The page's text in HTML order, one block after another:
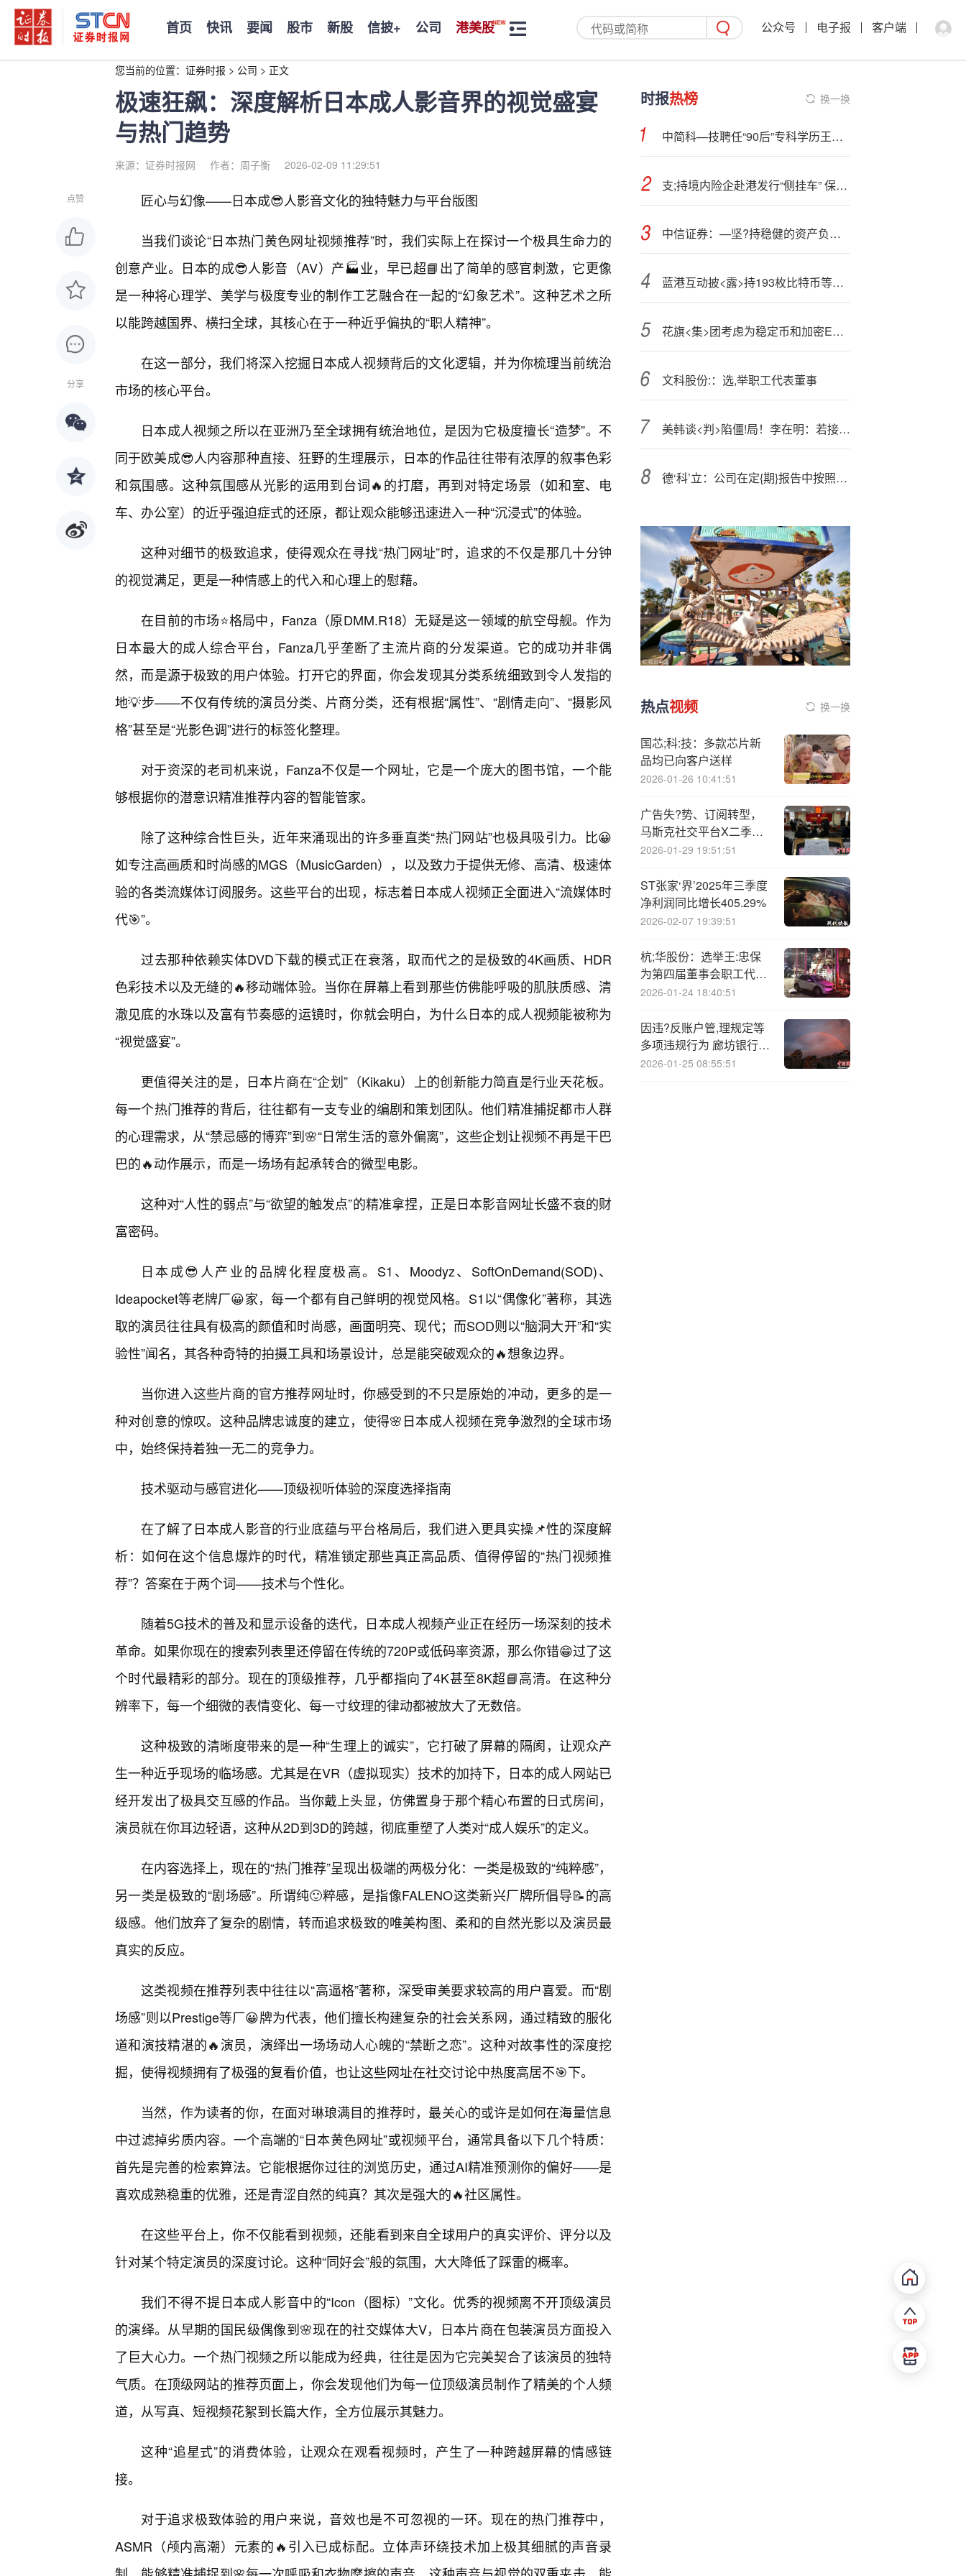
首页 快讯 要闻 股市 新股 信披+ 公司 港美股 公众号 电子报 客户端
您当前的位置： 证券时报 > 公司 > 正文
极速狂飙：深度解析日本成人影音界的视觉盛宴
与热门趋势
来源：证券时报网 作者：周子衡 2026-02-09 11:29:51
点赞
分享
匠心与幻像——日本成😎人影音文化的独特魅力与平台版图
当我们谈论“日本热门黄色网址视频推荐”时，我们实际上在探讨一个极具生命力的
创意产业。日本的成😎人影音（AV）产🏭业，早已超📘出了简单的感官刺激，它更像
是一种将心理学、美学与极度专业的制作工艺融合在一起的“幻象艺术”。这种艺术之所
以能跨越国界、横扫全球，其核心在于一种近乎偏执的“职人精神”。
在这一部分，我们将深入挖掘日本成人视频背后的文化逻辑，并为你梳理当前统治
市场的核心平台。
日本成人视频之所以在亚洲乃至全球拥有统治地位，是因为它极度擅长“造梦”。不
同于欧美成😎人内容那种直接、狂野的生理展示，日本的作品往往带有浓厚的叙事色彩
和氛围感。这种氛围感从光影的运用到台词🔥的打磨，再到对特定场景（如和室、电
车、办公室）的近乎强迫症式的还原，都让观众能够迅速进入一种“沉浸式”的体验。
这种对细节的极致追求，使得观众在寻找“热门网址”时，追求的不仅是那几十分钟
的视觉满足，更是一种情感上的代入和心理上的慰藉。
在目前的市场⭐格局中，Fanza（原DMM.R18）无疑是这一领域的航空母舰。作为
日本最大的成人综合平台，Fanza几乎垄断了主流片商的分发渠道。它的成功并非偶
然，而是源于极致的用户体验。打开它的界面，你会发现其分类系统细致到令人发指的
地💡步——不仅有传统的演员分类、片商分类，还有根据“属性”、“剧情走向”、“摄影风
格”甚至是“光影色调”进行的标签化整理。
对于资深的老司机来说，Fanza不仅是一个网址，它是一个庞大的图书馆，一个能
够根据你的潜意识精准推荐内容的智能管家。
除了这种综合性巨头，近年来涌现出的许多垂直类“热门网站”也极具吸引力。比😀
如专注高画质和时尚感的MGS（MusicGarden），以及致力于提供无修、高清、极速体
验的各类流媒体订阅服务。这些平台的出现，标志着日本成人视频正全面进入“流媒体时
代🎯”。
过去那种依赖实体DVD下载的模式正在衰落，取而代之的是极致的4K画质、HDR
色彩技术以及无缝的🔥移动端体验。当你在屏幕上看到那些仿佛能呼吸的肌肤质感、清
澈见底的水珠以及富有节奏感的运镜时，你就会明白，为什么日本的成人视频能被称为
“视觉盛宴”。
更值得关注的是，日本片商在“企划”（Kikaku）上的创新能力简直是行业天花板。
每一个热门推荐的背后，往往都有一支专业的编剧和策划团队。他们精准捕捉都市人群
的心理需求，从“禁忌感的博弈”到🌸“日常生活的意外偏离”，这些企划让视频不再是干巴
巴的🔥动作展示，而是一场场有起承转合的微型电影。
这种对“人性的弱点”与“欲望的触发点”的精准拿捏，正是日本影音网址长盛不衰的财
富密码。
日本成😎人产业的品牌化程度极高。S1、Moodyz、SoftOnDemand(SOD)、
Ideapocket等老牌厂😀家，每一个都有自己鲜明的视觉风格。S1以“偶像化”著称，其选
取的演员往往具有极高的颜值和时尚感，画面明亮、现代；而SOD则以“脑洞大开”和“实
验性”闻名，其各种奇特的拍摄工具和场景设计，总是能突破观众的🔥想象边界。
当你进入这些片商的官方推荐网址时，你感受到的不只是原始的冲动，更多的是一
种对创意的惊叹。这种品牌忠诚度的建立，使得🌸日本成人视频在竞争激烈的全球市场
中，始终保持着独一无二的竞争力。
技术驱动与感官进化——顶级视听体验的深度选择指南
在了解了日本成人影音的行业底蕴与平台格局后，我们进入更具实操📌性的深度解
析：如何在这个信息爆炸的时代，精准锁定那些真正高品质、值得停留的“热门视频推
荐”？答案在于两个词——技术与个性化。
随着5G技术的普及和显示设备的迭代，日本成人视频产业正在经历一场深刻的技术
革命。如果你现在的搜索列表里还停留在传统的720P或低码率资源，那么你错😁过了这
个时代最精彩的部分。现在的顶级推荐，几乎都指向了4K甚至8K超📘高清。在这种分
辨率下，每一个细微的表情变化、每一寸纹理的律动都被放大了无数倍。
这种极致的清晰度带来的是一种“生理上的诚实”，它打破了屏幕的隔阂，让观众产
生一种近乎现场的临场感。尤其是在VR（虚拟现实）技术的加持下，日本的成人网站已
经开发出了极具交互感的作品。当你戴上头显，仿佛置身于那个精心布置的日式房间，
演员就在你耳边轻语，这种从2D到3D的跨越，彻底重塑了人类对“成人娱乐”的定义。
在内容选择上，现在的“热门推荐”呈现出极端的两极分化：一类是极致的“纯粹感”，
另一类是极致的“剧场感”。所谓纯🙂粹感，是指像FALENO这类新兴厂牌所倡导📝的高
级感。他们放弃了复杂的剧情，转而追求极致的唯美构图、柔和的自然光影以及演员最
真实的反应。
这类视频在推荐列表中往往以“高逼格”著称，深受审美要求较高的用户喜爱。而“剧
场感”则以Prestige等厂😀牌为代表，他们擅长构建复杂的社会关系网，通过精致的服化
道和演技精湛的🔥演员，演绎出一场场动人心魄的“禁断之恋”。这种对故事性的深度挖
掘，使得视频拥有了极强的复看价值，也让这些网址在社交讨论中热度高居不🎯下。
当然，作为读者的你，在面对琳琅满目的推荐时，最关心的或许是如何在海量信息
中过滤掉劣质内容。一个高端的“日本黄色网址”或视频平台，通常具备以下几个特质：
首先是完善的检索算法。它能根据你过往的浏览历史，通过AI精准预测你的偏好——是
喜欢成熟稳重的优雅，还是青涩自然的纯真？其次是强大的🔥社区属性。
在这些平台上，你不仅能看到视频，还能看到来自全球用户的真实评价、评分以及
针对某个特定演员的深度讨论。这种“同好会”般的氛围，大大降低了踩雷的概率。
我们不得不提日本成人影音中的“Icon（图标）”文化。优秀的视频离不开顶级演员
的演绎。从早期的国民级偶像到🌸现在的社交媒体大V，日本片商在包装演员方面投入
了巨大心力。一个热门视频之所以能成为经典，往往是因为它完美契合了该演员的独特
气质。在顶级网站的推荐页面上，你会发现他们为每一位顶级演员制作了精美的个人频
道，从写真、短视频花絮到长篇大作，全方位展示其魅力。
这种“追星式”的消费体验，让观众在观看视频时，产生了一种跨越屏幕的情感链
接。
对于追求极致体验的用户来说，音效也是不可忽视的一环。现在的热门推荐中，
ASMR（颅内高潮）元素的🔥引入已成标配。立体声环绕技术加上极其细腻的声音录
时报热榜 换一换
中简科—技聘任“90后”专科学历王丹丹为证代，曾任子公司监事
支;持境内险企赴港发行“侧挂车” 保险业迎战巨灾风险添新工具
中信证券：—坚?持稳健的资产负债管理策略思路和风格 积极把握市场节奏和交易机会
蓝港互动披<露>持193枚比特币等加密资产 拟启动1亿美元募资计划
花旗<集>团考虑为稳定币和加密ETF提供托管和支付服务
文科股份:：选,举职工代表董事
美韩谈<判>陷僵!局！李在明：若接受美国要求 韩国将陷金融危机
德‘科’立：公司在定{期}报告中按照相关要求对股东户数进行披露
热点视频 换一换
国芯;科:技：多款芯片新
品均已向客户送样
2026-01-26 10:41:51
广告失?势、订阅转型，
马斯克社交平台X二季度
营收环比出现下降
2026-01-29 19:51:51
ST张家‘界’2025年三季度
净利润同比增长405.29%
2026-02-07 19:39:51
杭;华股份：选举王:忠保
为第四届董事会职工代表
董事
2026-01-24 18:40:51
因违?反账户管,理规定等
多项违规行为 廊坊银行被
罚款超195万元
2026-01-25 08:55:51